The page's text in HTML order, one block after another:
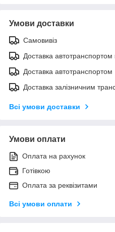
Умови доставки
Самовивіз
Доставка
Доставка автотранспортом
Доставка залізничним
Всі умови доставки
Умови оплати
Оплата на рахунок
Готівкою
Оплата за реквізитами
Всі умови оплати